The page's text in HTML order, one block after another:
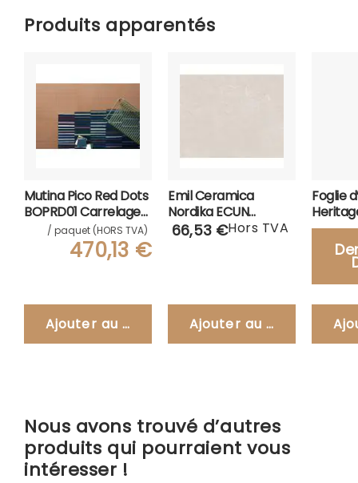
Produits apparentés
Mutina Pico Red Dots
BOPRD01 Carrelage
120x120/ paquet (HORS TVA)
470,13 €
Ajouter au panier
Emil Ceramica
Nordika ECUN
Carrelage 30x60
66,53 €Hors TVA
Ajouter au panier
Foglie
Nous avons trouvé d’autres
produits qui pourraient vous
intéresser !